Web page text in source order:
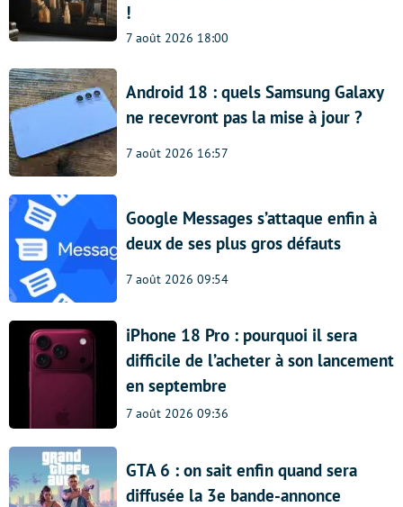
!
7 août 2026 18:00
Android 18 : quels Samsung Galaxy
ne recevront pas la mise à jour ?
7 août 2026 16:57
Google Messages s’attaque enfin à
deux de ses plus gros défauts
7 août 2026 09:54
iPhone 18 Pro : pourquoi il sera
difficile de l’acheter à son lancement
en septembre
7 août 2026 09:36
GTA 6 : on sait enfin quand sera
diffusée la 3e bande-annonce